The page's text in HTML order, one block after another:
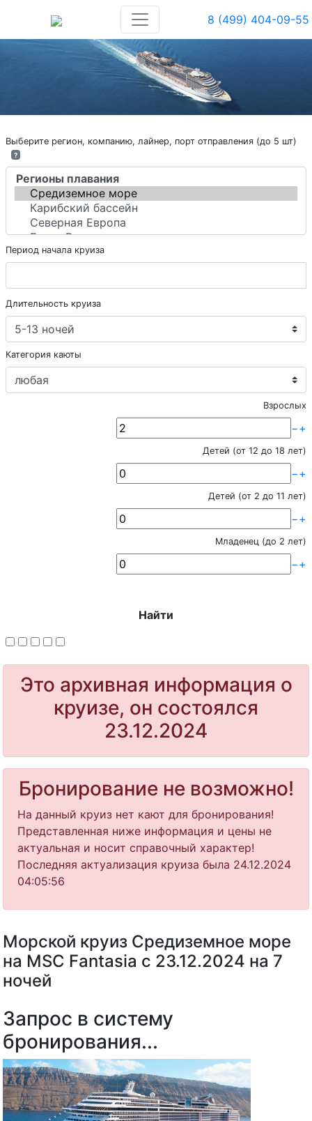
8 (499) 404-09-55
Выберите регион, компанию, лайнер, порт отправления (до 5 шт)
?
Период начала круиза
Длительность круиза
Категория каюты
Взрослых
−+
Детей (от 12 до 18 лет)
−+
Детей (от 2 до 11 лет)
−+
Младенец (до 2 лет)
−+
Найти
Это архивная информация о
круизе, он состоялся
23.12.2024
Бронирование не возможно!
На данный круиз нет кают для бронирования!
Представленная ниже информация и цены не
актуальная и носит справочный характер!
Последняя актуализация круиза была 24.12.2024
04:05:56
Морской круиз Средиземное море
на MSC Fantasia с 23.12.2024 на 7
ночей
Запрос в систему
бронирования...